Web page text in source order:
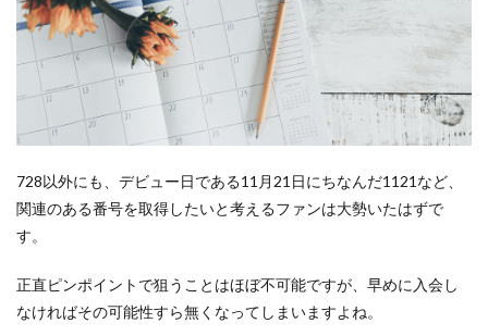
728以外にも、デビュー日である11月21日にちなんだ1121など、
関連のある番号を取得したいと考えるファンは大勢いたはずで
す。
正直ピンポイントで狙うことはほぼ不可能ですが、早めに入会し
なければその可能性すら無くなってしまいますよね。